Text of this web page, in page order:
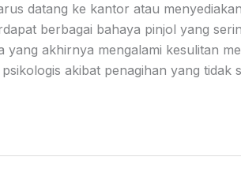
datang ke kantor atau
berbagai bahaya pinjol yang
yang akhirnya mengalami kesulitan
akibat penagihan yang tidak